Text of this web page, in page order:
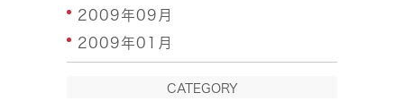
2009年09月
2009年01月
CATEGORY